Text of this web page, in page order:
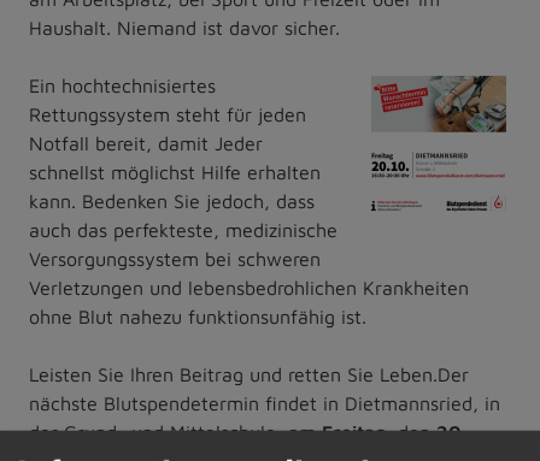
Haushalt. Niemand ist davor sicher.
Ein hochtechnisiertes
Rettungssystem steht für jeden
Notfall bereit, damit Jeder
schnellst möglichst Hilfe erhalten
kann. Bedenken Sie jedoch, dass
auch das perfekteste, medizinische
Versorgungssystem bei schweren
Verletzungen und lebensbedrohlichen Krankheiten
ohne Blut nahezu funktionsunfähig ist.
Leisten Sie Ihren Beitrag und retten Sie Leben.Der
nächste Blutspendetermin findet in Dietmannsried, in
der Grund- und Mittelschule, amFreitag, den20.